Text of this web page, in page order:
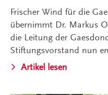
Frischer Wind für die
übernimmt Dr. Markus
die Leitung der
Stiftungsvorstand nun
Artikel lesen